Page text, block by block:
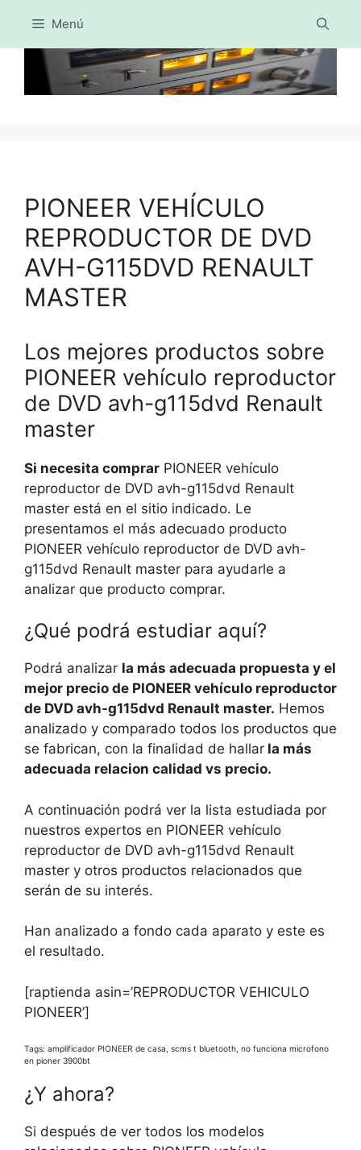
Saltar
al
contenido
Menú
PIONEER VEHÍCULO
REPRODUCTOR DE DVD
AVH-G115DVD RENAULT
MASTER
Los mejores productos sobre
PIONEER vehículo reproductor
de DVD avh-g115dvd Renault
master
Si necesita comprar PIONEER vehículo
reproductor de DVD avh-g115dvd Renault
master está en el sitio indicado. Le
presentamos el más adecuado producto
PIONEER vehículo reproductor de DVD avh-
g115dvd Renault master para ayudarle a
analizar que producto comprar.
¿Qué podrá estudiar aquí?
Podrá analizar la más adecuada propuesta y el
mejor precio de PIONEER vehículo reproductor
de DVD avh-g115dvd Renault master. Hemos
analizado y comparado todos los productos que
se fabrican, con la finalidad de hallar la más
adecuada relacion calidad vs precio.
A continuación podrá ver la lista estudiada por
nuestros expertos en PIONEER vehículo
reproductor de DVD avh-g115dvd Renault
master y otros productos relacionados que
serán de su interés.
Han analizado a fondo cada aparato y este es
el resultado.
[raptienda asin=’REPRODUCTOR VEHICULO
PIONEER’]
Tags: amplificador PIONEER de casa, scms t bluetooth, no funciona microfono
en pioner 3900bt
¿Y ahora?
Si después de ver todos los modelos